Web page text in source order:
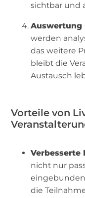
sichtbar und
Auswertung
werden
das weitere
bleibt die
Austausch
Vorteile von
Verbesserte
nicht nur
die